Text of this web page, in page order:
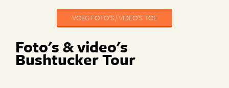
VOEG FOTO'S / VIDEO'S TOE
Foto's & video's
Bushtucker Tour